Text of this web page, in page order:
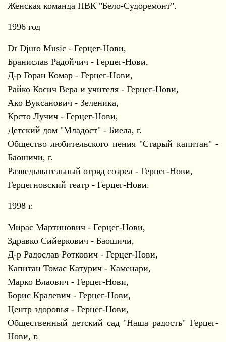
Женская команда ПВК "Бело-Судоремонт".
1996 год
Dr Djuro Music - Герцег-Нови,
Бранислав Радойчич - Герцег-Нови,
Д-р Горан Комар - Герцег-Нови,
Райко Косич Вера и учителя - Герцег-Нови,
Ако Вуксанович - Зеленика,
Крсто Лучич - Герцег-Нови,
Детский дом "Младост" - Биела, г.
Общество любительского пения "Старый капитан" -
Баошичи, г.
Разведывательный отряд созрел - Герцег-Нови,
Герцегновский театр - Герцег-Нови.
1998 г.
Мирас Мартинович - Герцег-Нови,
Здравко Сийеркович - Баошичи,
Д-р Радослав Роткович - Герцег-Нови,
Капитан Томас Катурич - Каменари,
Марко Влаович - Герцег-Нови,
Борис Кралевич - Герцег-Нови,
Центр здоровья - Герцег-Нови,
Общественный детский сад "Наша радость" Герцег-
Нови, г.